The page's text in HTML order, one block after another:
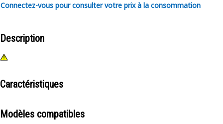
Connectez-vous pour consulter votre prix à la consommation
Description
Caractéristiques
Modèles compatibles